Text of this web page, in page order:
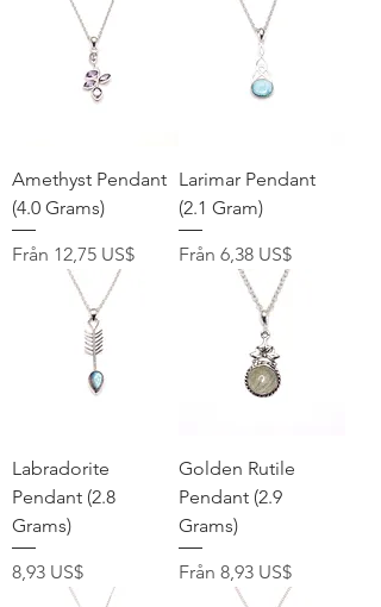
Amethyst Pendant
(4.0 Grams)
Från 12,75 US$
Reapris
Larimar Pendant
(2.1 Gram)
Från 6,38 US$
Reapris
Labradorite
Pendant (2.8
Grams)
Pris
8,93 US$
Golden Rutile
Pendant (2.9
Grams)
Från 8,93 US$
Reapris